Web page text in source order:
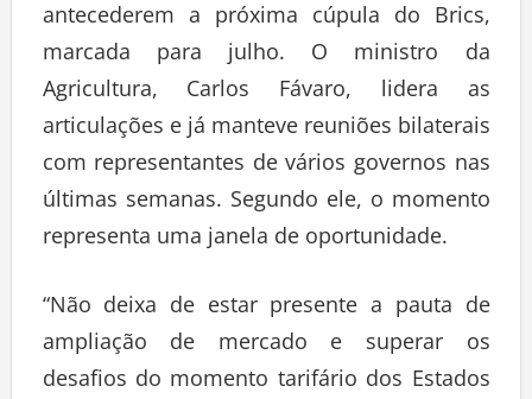
antecederem a próxima cúpula do Brics,
marcada para julho. O ministro da
Agricultura, Carlos Fávaro, lidera as
articulações e já manteve reuniões bilaterais
com representantes de vários governos nas
últimas semanas. Segundo ele, o momento
representa uma janela de oportunidade.
“Não deixa de estar presente a pauta de
ampliação de mercado e superar os
desafios do momento tarifário dos Estados